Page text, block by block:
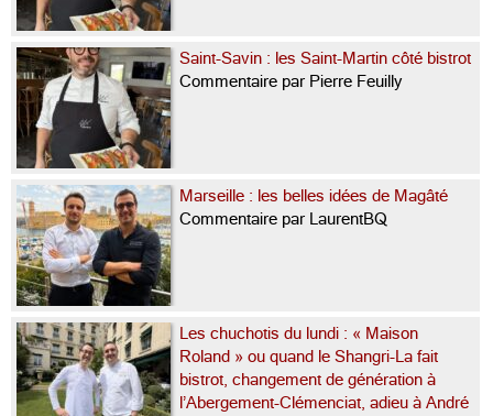
Saint-Savin : les Saint-Martin côté bistrot
Commentaire par Pierre Feuilly
Marseille : les belles idées de Magâté
Commentaire par LaurentBQ
Les chuchotis du lundi : « Maison
Roland » ou quand le Shangri-La fait
bistrot, changement de génération à
l’Abergement-Clémenciat, adieu à André